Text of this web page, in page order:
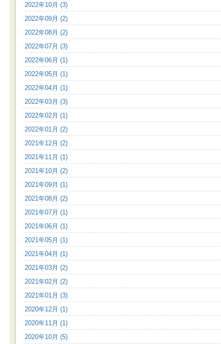
2022年10月 (3)
2022年09月 (2)
2022年08月 (2)
2022年07月 (3)
2022年06月 (1)
2022年05月 (1)
2022年04月 (1)
2022年03月 (3)
2022年02月 (1)
2022年01月 (2)
2021年12月 (2)
2021年11月 (1)
2021年10月 (2)
2021年09月 (1)
2021年08月 (2)
2021年07月 (1)
2021年06月 (1)
2021年05月 (1)
2021年04月 (1)
2021年03月 (2)
2021年02月 (2)
2021年01月 (3)
2020年12月 (1)
2020年11月 (1)
2020年10月 (5)